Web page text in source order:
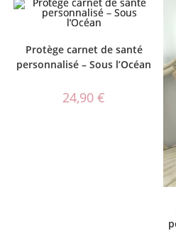
Protège carnet de santé
personnalisé – Sous l’Océan
24,90€